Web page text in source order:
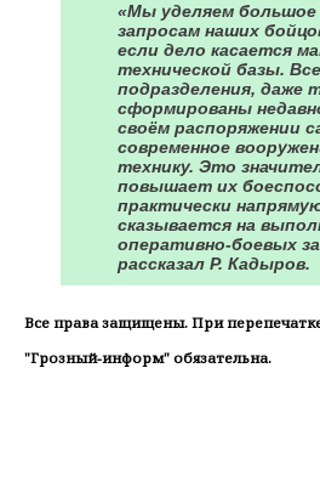
«Мы уделяем большое
запросам наших
если дело касается
технической базы.
подразделения, даже
сформированы
своём распоряжении
современное
технику. Это
повышает их
практически
сказывается на
оперативно-боевых
рассказал Р. Кадыров.
Все права защищены. При
"Грозный-информ" обязательна.